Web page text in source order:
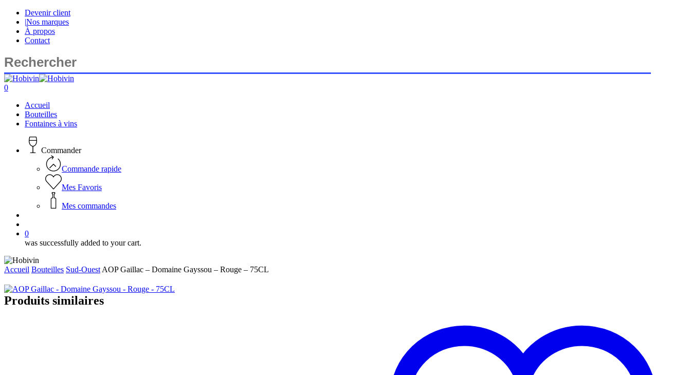
Skip
main
content
Devenir client
|Nos marques
À propos
Contact
Close
Search
search
account
0
Accueil
Bouteilles
Fontaines à vins
Commander
Commande rapide
Mes Favoris
Mes commandes
0
was successfully added to your cart.
Accueil Bouteilles Sud-Ouest AOP Gaillac – Domaine Gayssou – Rouge – 75CL
Produits similaires